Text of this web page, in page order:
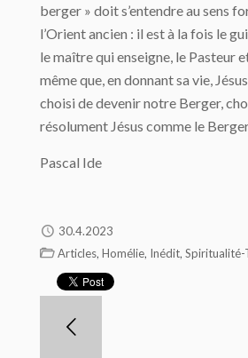
berger » doit s’entendre au sens
l’Orient ancien : il est à la fois le
le maître qui enseigne, le Pasteur
même que, en donnant sa vie,
choisi de devenir notre Berger,
résolument Jésus comme le
Pascal Ide
30.4.2023
Articles, Homélie, Inédit, Spiritualité-